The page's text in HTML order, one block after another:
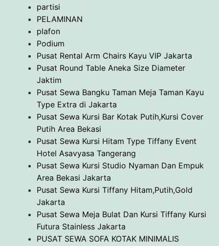
partisi
PELAMINAN
plafon
Podium
Pusat Rental Arm Chairs Kayu VIP Jakarta
Pusat Round Table Aneka Size Diameter
Jaktim
Pusat Sewa Bangku Taman Meja Taman Kayu
Type Extra di Jakarta
Pusat Sewa Kursi Bar Kotak Putih,Kursi Cover
Putih Area Bekasi
Pusat Sewa Kursi Hitam Type Tiffany Event
Hotel Asavyasa Tangerang
Pusat Sewa Kursi Studio Nyaman Dan Empuk
Area Bekasi Jakarta
Pusat Sewa Kursi Tiffany Hitam,Putih,Gold
Jakarta
Pusat Sewa Meja Bulat Dan Kursi Tiffany Kursi
Futura Stainless Jakarta
PUSAT SEWA SOFA KOTAK MINIMALIS